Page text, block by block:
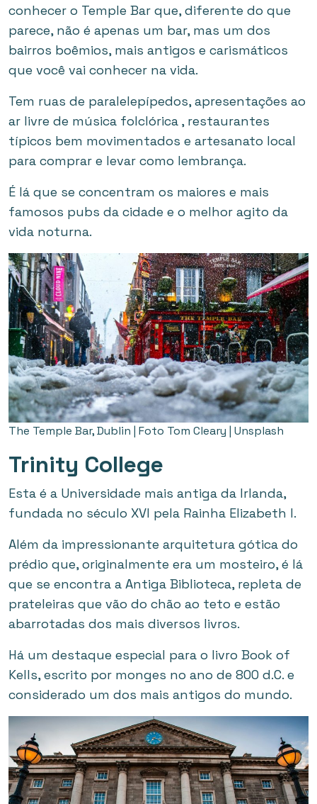
conhecer o Temple Bar que, diferente do que
parece, não é apenas um bar, mas um dos
bairros boêmios, mais antigos e carismáticos
que você vai conhecer na vida.
Tem ruas de paralelepípedos, apresentações ao
ar livre de música folclórica , restaurantes
típicos bem movimentados e artesanato local
para comprar e levar como lembrança.
É lá que se concentram os maiores e mais
famosos pubs da cidade e o melhor agito da
vida noturna.
The Temple Bar, Dublin | Foto Tom Cleary | Unsplash
Trinity College
Esta é a Universidade mais antiga da Irlanda,
fundada no século XVI pela Rainha Elizabeth I.
Além da impressionante arquitetura gótica do
prédio que, originalmente era um mosteiro, é lá
que se encontra a Antiga Biblioteca, repleta de
prateleiras que vão do chão ao teto e estão
abarrotadas dos mais diversos livros.
Há um destaque especial para o livro Book of
Kells, escrito por monges no ano de 800 d.C. e
considerado um dos mais antigos do mundo.